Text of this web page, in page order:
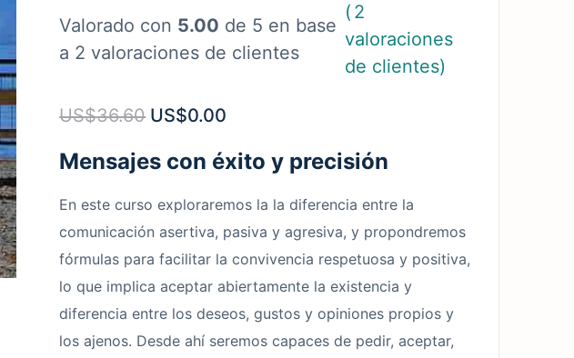
Valorado con 5.00 de 5 en base
a 2 valoraciones de clientes
( 2
valoraciones
de clientes)
US$36.60 US$0.00
Mensajes con éxito y precisión
En este curso exploraremos la la diferencia entre la
comunicación asertiva, pasiva y agresiva, y propondremos
fórmulas para facilitar la convivencia respetuosa y positiva,
lo que implica aceptar abiertamente la existencia y
diferencia entre los deseos, gustos y opiniones propios y
los ajenos. Desde ahí seremos capaces de pedir, aceptar,